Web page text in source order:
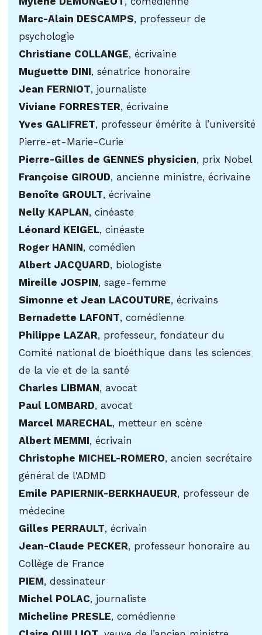
Marc-Alain DESCAMPS, professeur de
psychologie
Christiane COLLANGE, écrivaine
Muguette DINI, sénatrice honoraire
Jean FERNIOT, journaliste
Viviane FORRESTER, écrivaine
Yves GALIFRET, professeur émérite à l’université
Pierre-et-Marie-Curie
Pierre-Gilles de GENNES physicien, prix Nobel
Françoise GIROUD, ancienne ministre, écrivaine
Benoîte GROULT, écrivaine
Nelly KAPLAN, cinéaste
Léonard KEIGEL, cinéaste
Roger HANIN, comédien
Albert JACQUARD, biologiste
Mireille JOSPIN, sage-femme
Simonne et Jean LACOUTURE, écrivains
Bernadette LAFONT, comédienne
Philippe LAZAR, professeur, fondateur du
Comité national de bioéthique dans les sciences
de la vie et de la santé
Charles LIBMAN, avocat
Paul LOMBARD, avocat
Marcel MARECHAL, metteur en scène
Albert MEMMI, écrivain
Christophe MICHEL-ROMERO, ancien secrétaire
général de l'ADMD
Emile PAPIERNIK-BERKHAUEUR, professeur de
médecine
Gilles PERRAULT, écrivain
Jean-Claude PECKER, professeur honoraire au
Collège de France
PIEM, dessinateur
Michel POLAC, journaliste
Micheline PRESLE, comédienne